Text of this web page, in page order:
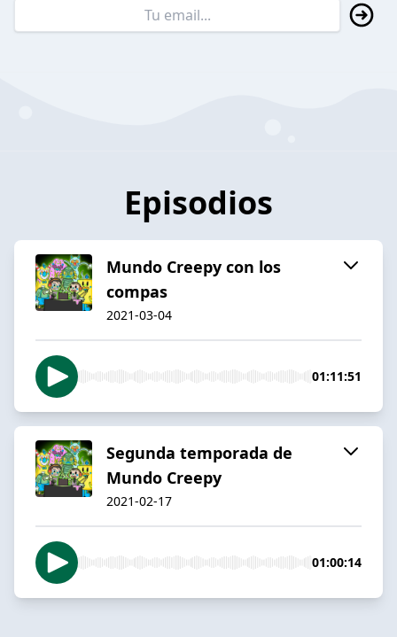
Episodios
Mundo Creepy con los
compas
2021-03-04
01:11:51
Segunda temporada de
Mundo Creepy
2021-02-17
01:00:14